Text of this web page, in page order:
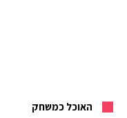
האוכל כמשחק